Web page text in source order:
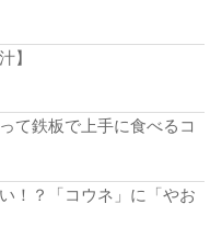
】
て鉄板で上手に食べるコ
！？「コウネ」に「やお